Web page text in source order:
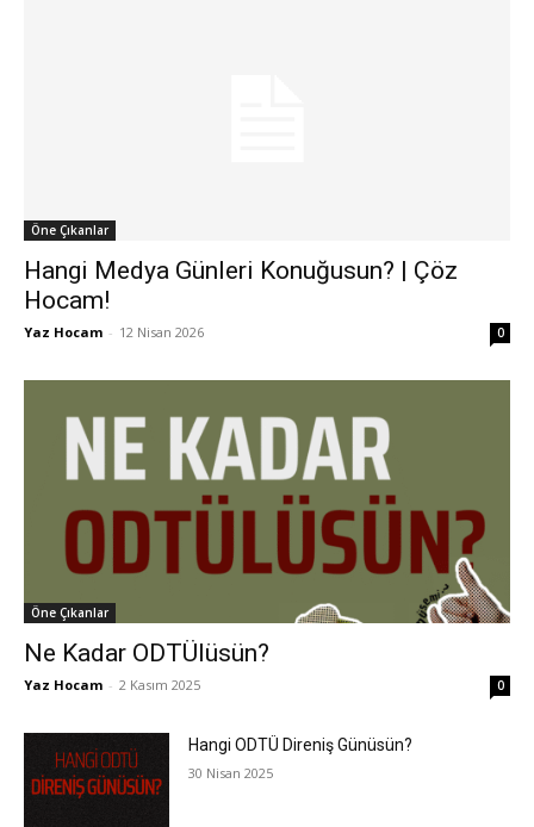
Öne Çıkanlar
Hangi Medya Günleri Konuğusun? | Çöz
Hocam!
Yaz Hocam - 12 Nisan 2026 0
Öne Çıkanlar
Ne Kadar ODTÜlüsün?
Yaz Hocam - 2 Kasım 2025 0
Hangi ODTÜ Direniş Günüsün?
30 Nisan 2025